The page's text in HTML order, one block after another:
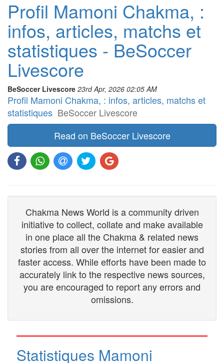
Profil Mamoni Chakma, :
infos, articles, matchs et
statistiques - BeSoccer
Livescore
BeSoccer Livescore 23rd Apr, 2026 02:05 AM
Profil Mamoni Chakma, : infos, articles, matchs et
statistiques BeSoccer Livescore
Read on BeSoccer Livescore
Chakma News World is a community driven
initiative to collect, collate and make available
in one place all the Chakma & related news
stories from all over the internet for easier and
faster access. While efforts have been made to
accurately link to the respective news sources,
you are encouraged to report any errors and
omissions.
Statistiques Mamoni